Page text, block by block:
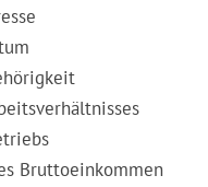
Bruttoeinkommen